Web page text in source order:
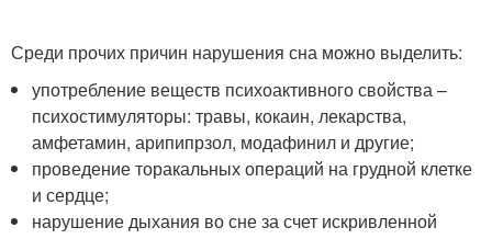
Среди прочих причин нарушения сна можно выделить:
употребление веществ психоактивного свойства –
психостимуляторы: травы, кокаин, лекарства,
амфетамин, арипипрзол, модафинил и другие;
проведение торакальных операций на грудной клетке
и сердце;
нарушение дыхания во сне за счет искривленной